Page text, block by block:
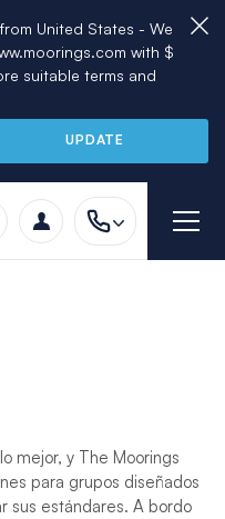
United States - We
with $
suitable terms and
UPDATE
mejor, y The Moorings
para grupos diseñados
sus estándares. A bordo